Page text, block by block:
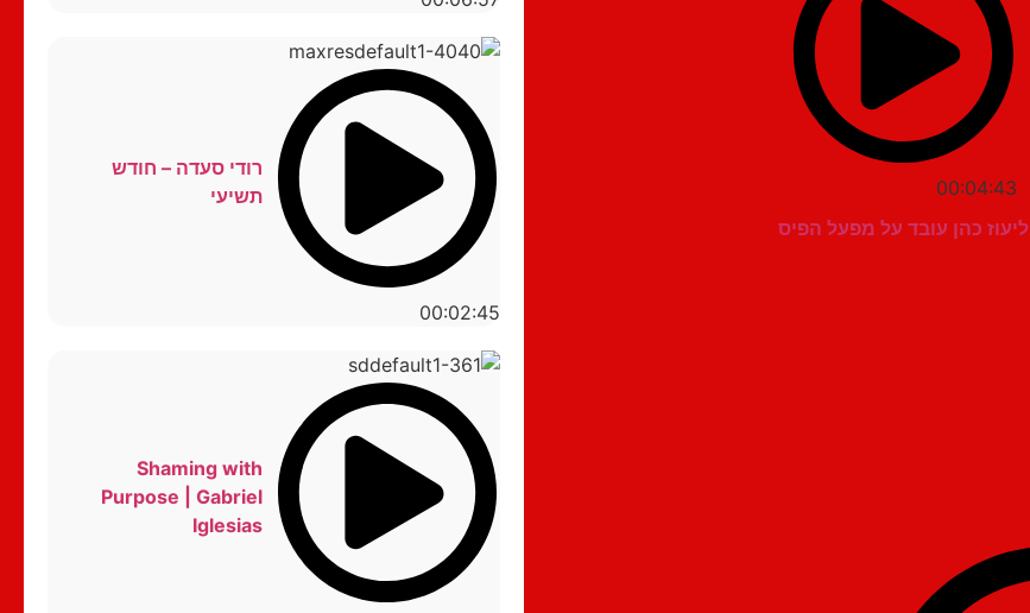
00:04:43
ליעוז כהן עובד על מפעל הפיס
00:02:45
רודי סעדה – חודש
תשיעי
Shaming with
Purpose | Gabriel
Iglesias